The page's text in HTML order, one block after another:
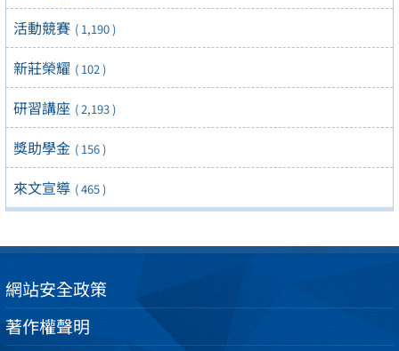
活動競賽 ( 1,190 )
新莊榮耀 ( 102 )
研習講座 ( 2,193 )
獎助學金 ( 156 )
來文宣導 ( 465 )
網站安全政策
著作權聲明